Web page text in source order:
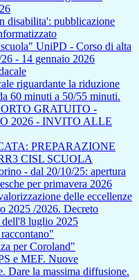
disabilita': pubblicazione
UniPD - Corso di alta
- 14 gennaio 2026
riguardante la riduzione
60 minuti a 50/55 minuti.
GRATUITO -
2026 - INVITO ALLE
PREPARAZIONE
CISL SCUOLA
- dal 20/10/25: apertura
per primavera 2026
delle eccellenze
2025 /2026. Decreto
luglio 2025
per Coroland"
e MEF. Nuove
Dare la massima diffusione.